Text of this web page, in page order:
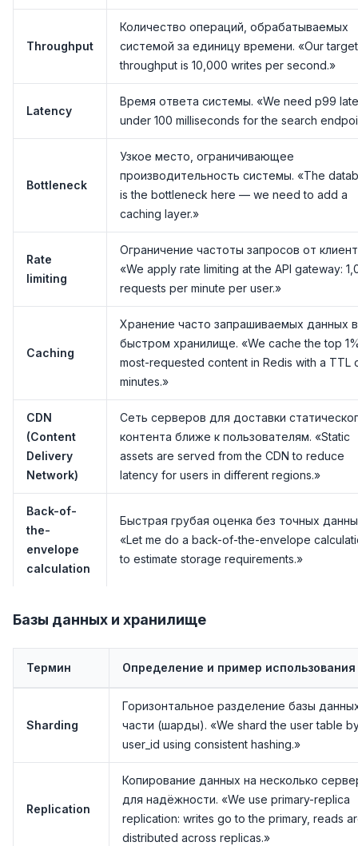
Throughput
Количество операций, обрабатываемых
системой за единицу времени. «Our target
throughput is 10,000 writes per second.»
Latency
Время ответа системы. «We need p99
under 100 milliseconds for the search
Bottleneck
Узкое место, ограничивающее
производительность системы. «The
is the bottleneck here — we need to add a
caching layer.»
Rate
limiting
Ограничение частоты запросов от
«We apply rate limiting at the API gateway:
requests per minute per user.»
Caching
Хранение часто запрашиваемых данных в
быстром хранилище. «We cache the top
most-requested content in Redis with a TTL
minutes.»
CDN
(Content
Delivery
Network)
Сеть серверов для доставки
контента ближе к пользователям. «Static
assets are served from the CDN to reduce
latency for users in different regions.»
Back-of-
the-
envelope
calculation
Быстрая грубая оценка без точных
«Let me do a back-of-the-envelope
to estimate storage requirements.»
Базы данных и хранилище
Термин Определение и пример использования
Sharding
Горизонтальное разделение базы
части (шарды). «We shard the user table
user_id using consistent hashing.»
Replication
Копирование данных на несколько
для надёжности. «We use primary-replica
replication: writes go to the primary, reads
distributed across replicas.»